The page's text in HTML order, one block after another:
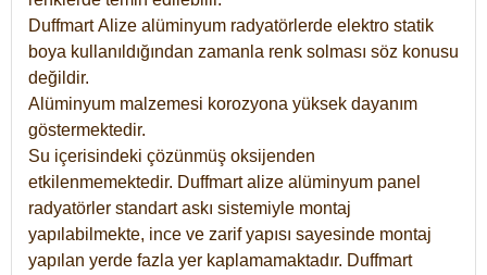
DuffmartAlize alüminyum radyatörlerde elektro statik
boya kullanıldığından zamanla renk solması söz konusu
değildir.
Alüminyum malzemesi korozyona yüksek dayanım
göstermektedir.
Su içerisindeki çözünmüş oksijenden
etkilenmemektedir. Duffmart alize alüminyum panel
radyatörler standart askı sistemiyle montaj
yapılabilmekte, ince ve zarif yapısı sayesinde montaj
yapılan yerde fazla yer kaplamamaktadır. Duffmart